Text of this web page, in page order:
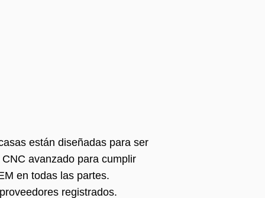
están diseñadas para ser
avanzado para cumplir
en todas las partes.
registrados.